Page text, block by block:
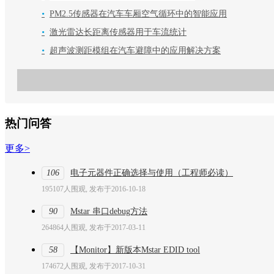
• PM2.5传感器在汽车车厢空气循环中的智能应用
• 激光雷达长距离传感器用于车流统计
• 超声波测距模组在汽车避障中的应用解决方案
热门问答
更多>
106 电子元器件正确选择与使用（工程师必读）
195107人围观, 发布于2016-10-18
90 Mstar 串口debug方法
264864人围观, 发布于2017-03-11
58 【Monitor】新版本Mstar EDID tool
174672人围观, 发布于2017-10-31